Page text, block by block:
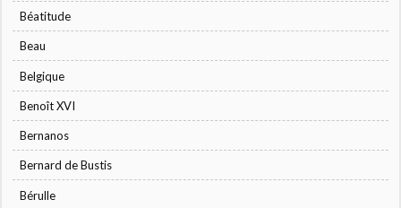
Béatitude
Beau
Belgique
Benoît XVI
Bernanos
Bernard de Bustis
Bérulle